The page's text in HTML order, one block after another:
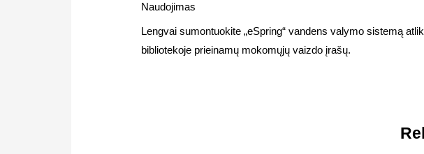
Naudojimas
Lengvai sumontuokite „eSpring“ vandens valymo sistemą
bibliotekoje prieinamų mokomųjų vaizdo įrašų.